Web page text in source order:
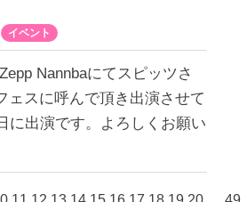
イベント
Nannbaにてスピッツさ
ェスに呼んで頂き出演させて
に出演です。よろしくお願い